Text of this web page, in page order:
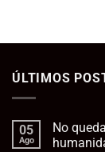
ÚLTIMOS
05
Ago
No